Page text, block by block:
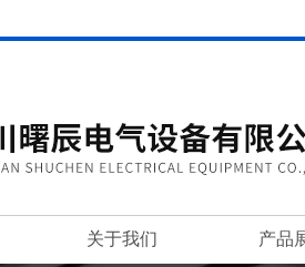
关于我们 产品